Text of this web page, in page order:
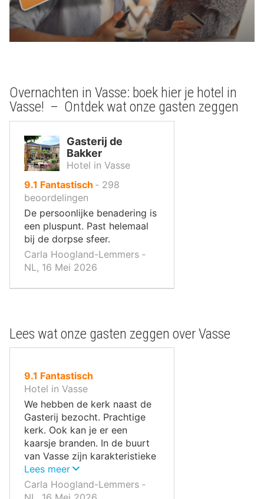
Overnachten in Vasse: boek hier je hotel in
Vasse! – Ontdek wat onze gasten zeggen
Gasterij de
Bakker
Hotel in Vasse
9.1 uit
10
Fantastisch ‐ 298
beoordelingen
De persoonlijke benadering is
een pluspunt. Past helemaal
bij de dorpse sfeer.
Carla Hoogland-Lemmers ‐
NL, 16 Mei 2026
Lees wat onze gasten zeggen over Vasse
9.1 uit
10
,
Fantastisch
Hotel in Vasse
We hebben de kerk naast de
Gasterij bezocht. Prachtige
kerk. Ook kan je er een
kaarsje branden. In de buurt
van Vasse zijn karakteristieke
dorpjes. Zo hebben we
Ootmarsum bezocht. Dat was
heel gezellig, veel winkeltjes,
Lees meer
Carla Hoogland-Lemmers ‐